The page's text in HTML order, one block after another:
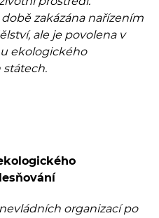
zakázána nařízením
ale je povolena v
ekologického
organizací po